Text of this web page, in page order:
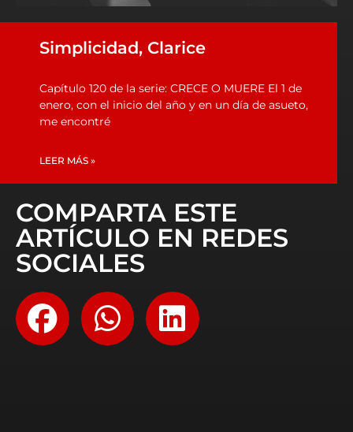
Simplicidad, Clarice
Capítulo 120 de la serie: CRECE O MUERE El 1 de
enero, con el inicio del año y en un día de asueto,
me encontré
LEER MÁS »
COMPARTA ESTE
ARTÍCULO EN REDES
SOCIALES